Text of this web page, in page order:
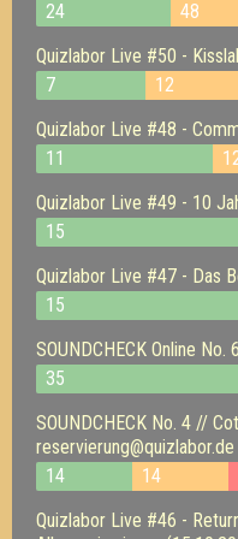
24
48
Quizlabor Live #50 -
7
12
Quizlabor Live #48 -
11
Quizlabor Live #49 - 10
15
Quizlabor Live #47 - Das
15
SOUNDCHECK Online
35
SOUNDCHECK No. 4 //
14
14
Quizlabor Live #46 -